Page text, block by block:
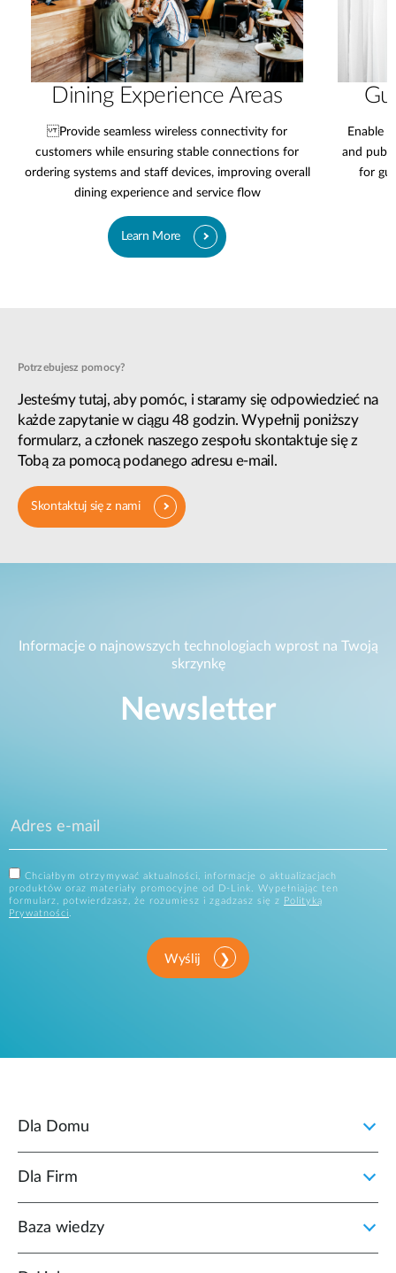
Dining Experience Areas
Provide seamless wireless connectivity for
customers while ensuring stable connections for
ordering systems and staff devices, improving overall
dining experience and service flow
Learn More
Enable
and
for
Potrzebujesz pomocy?
Jesteśmy tutaj, aby pomóc, i staramy się odpowiedzieć na
każde zapytanie w ciągu 48 godzin. Wypełnij poniższy
formularz, a członek naszego zespołu skontaktuje się z
Tobą za pomocą podanego adresu e-mail.
Skontaktuj się z nami
Informacje o najnowszych technologiach wprost na Twoją
skrzynkę
Newsletter
Chciałbym otrzymywać aktualności, informacje o aktualizacjach
produktów oraz materiały promocyjne od D-Link. Wypełniając ten
formularz, potwierdzasz, że rozumiesz i zgadzasz się z
Polityką
Prywatności
Wyślij
Dla Domu
Dla Firm
Baza wiedzy